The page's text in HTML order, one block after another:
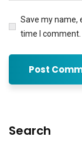
Save my name,
time I comment.
Search